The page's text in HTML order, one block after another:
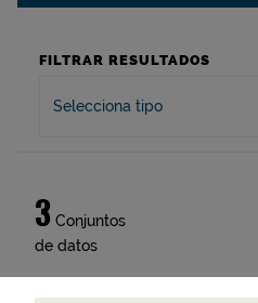
FILTRAR RESULTADOS
Selecciona tipo
3 Conjuntos
de datos